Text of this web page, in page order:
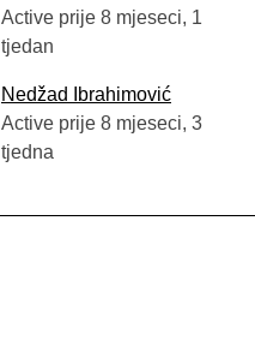
Active prije 8 mjeseci, 1
tjedan
Nedžad Ibrahimović
Active prije 8 mjeseci, 3
tjedna